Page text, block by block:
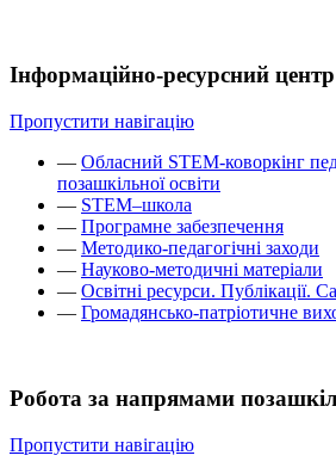
Інформаційно-ресурсний центр
Пропустити навігацію
— Обласний STEM-коворкінг
позашкільної освіти
— STEM–школа
— Програмне забезпечення
— Методико-педагогічні заходи
— Науково-методичні матеріали
— Освітні ресурси. Публікації.
— Громадянсько-патріотичне
Робота за напрямами
Пропустити навігацію